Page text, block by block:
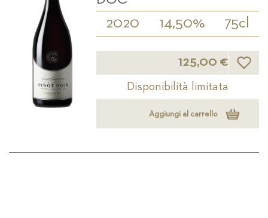
2020 14,50% 75cl
125,00 € Lista
Disponibilità limitata
Aggiungi al carrello